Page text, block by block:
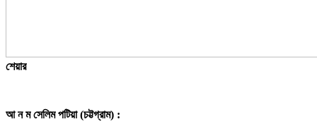
শেয়ার
আ ন ম সেলিম পটিয়া (চট্টগ্রাম) :